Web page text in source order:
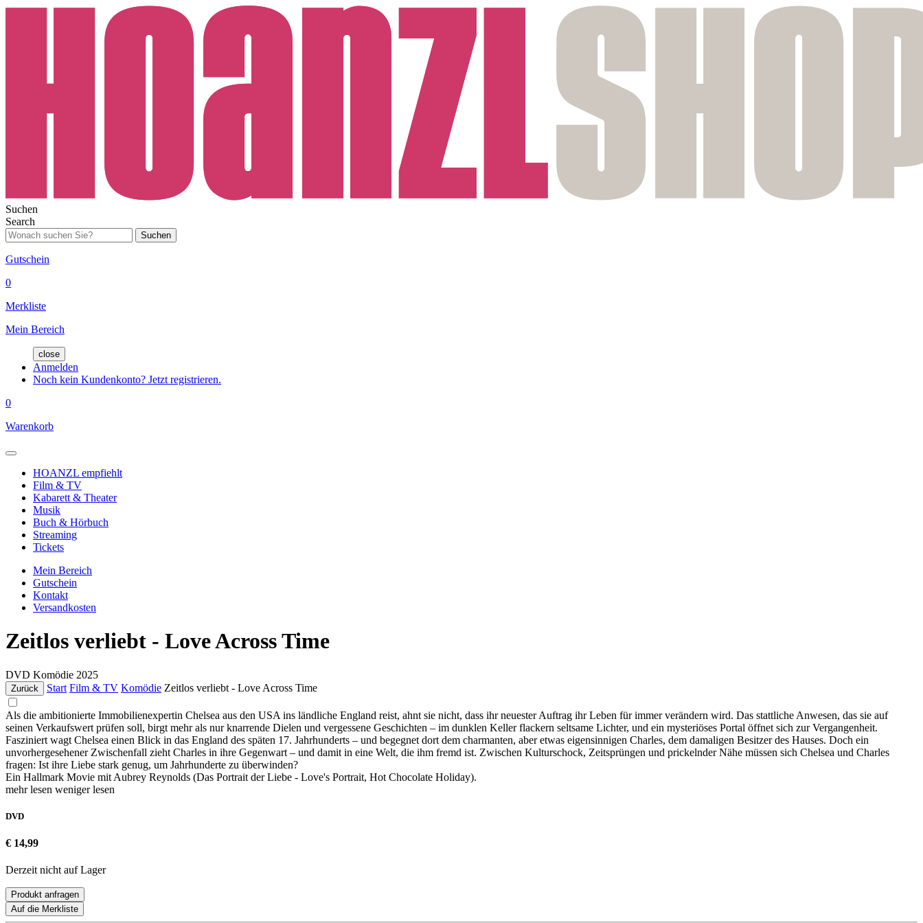
Suchen
Search
Suchen
Gutschein
0
Merkliste
Mein Bereich
close
Anmelden
Noch kein Kundenkonto? Jetzt registrieren.
0
Warenkorb
HOANZL empfiehlt
Film & TV
Kabarett & Theater
Musik
Buch & Hörbuch
Streaming
Tickets
Mein Bereich
Gutschein
Kontakt
Versandkosten
Zeitlos verliebt - Love Across Time
DVD Komödie 2025
Zurück Start Film & TV Komödie Zeitlos verliebt - Love Across Time
Als die ambitionierte Immobilienexpertin Chelsea aus den USA ins ländliche England reist, ahnt sie nicht, dass ihr neuester Auftrag ihr Leben für immer verändern wird. Das stattliche Anwesen, das sie auf
seinen Verkaufswert prüfen soll, birgt mehr als nur knarrende Dielen und vergessene Geschichten – im dunklen Keller flackern seltsame Lichter, und ein mysteriöses Portal öffnet sich zur Vergangenheit.
Fasziniert wagt Chelsea einen Blick in das England des späten 17. Jahrhunderts – und begegnet dort dem charmanten, aber etwas eigensinnigen Charles, dem damaligen Besitzer des Hauses. Doch ein
unvorhergesehener Zwischenfall zieht Charles in ihre Gegenwart – und damit in eine Welt, die ihm fremd ist. Zwischen Kulturschock, Zeitsprüngen und prickelnder Nähe müssen sich Chelsea und Charles
fragen: Ist ihre Liebe stark genug, um Jahrhunderte zu überwinden?
Ein Hallmark Movie mit Aubrey Reynolds (Das Portrait der Liebe - Love's Portrait, Hot Chocolate Holiday).
mehr lesen weniger lesen
DVD
€ 14,99
Derzeit nicht auf Lager
Produkt anfragen
Auf die Merkliste